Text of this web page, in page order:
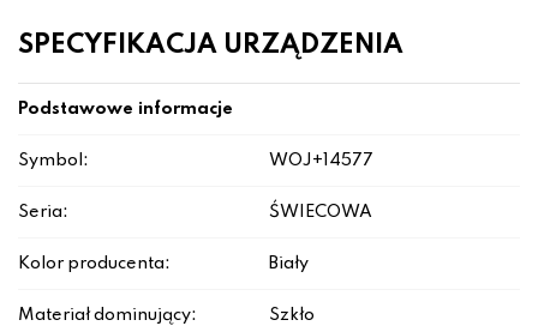
SPECYFIKACJA URZĄDZENIA
Podstawowe informacje
Symbol: WOJ+14577
Seria: ŚWIECOWA
Kolor producenta: Biały
Materiał dominujący: Szkło